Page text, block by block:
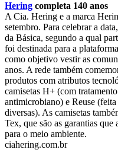
Hering completa 140 anos
A Cia. Hering e a marca
setembro. Para celebrar a
da Básica, segundo a qual
foi destinada para a
como objetivo vestir as
anos. A rede também
produtos com atributos
camisetas H+ (com
antimicrobiano) e Reuse
diversas). As camisetas
Tex, que são as garantias que
para o meio ambiente.
ciahering.com.br